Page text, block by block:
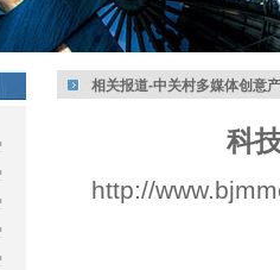
相关报道-中关村多媒体创意
科
http://